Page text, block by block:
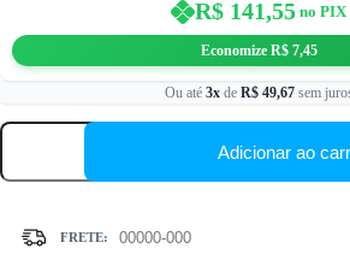
R$ 141,55 no PIX
Economize R$7,45
Ou até 3xde R$49,67sem
Mandala
Brilhante
Pintura
com
Adicionar ao